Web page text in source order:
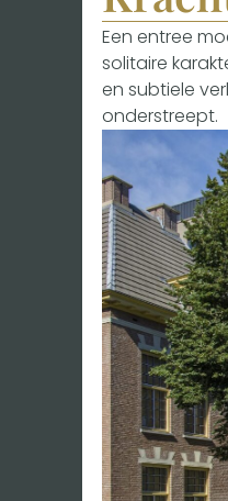
Een entree
solitaire
en subtiele
onderstreept.